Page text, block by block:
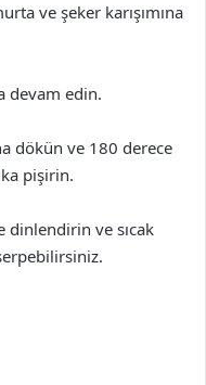
ve şeker karışımına
devam edin.
dökün ve 180 derece
pişirin.
ve sıcak